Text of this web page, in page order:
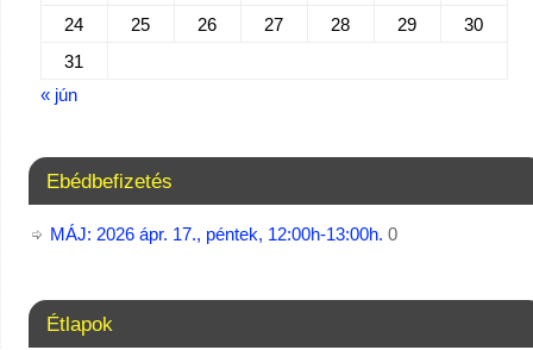
24
25 26 27 28 29
30
31
« jún
Ebédbefizetés
MÁJ: 2026 ápr. 17., péntek, 12:00h-13:00h. 0
Étlapok